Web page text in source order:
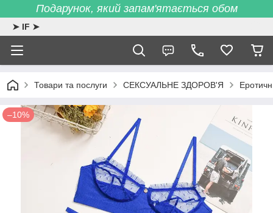
Подарунок, який запам'ятається обом
➤ IF ➤
Товари та послуги СЕКСУАЛЬНЕ ЗДОРОВ'Я
–10%